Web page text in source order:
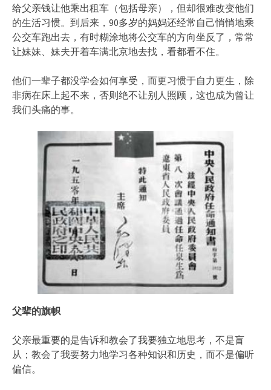
给父亲钱让他乘出租车（包括母亲），但却很难改变他们
的生活习惯。到后来，90多岁的妈妈还经常自己悄悄地乘
公交车跑出去，有时糊涂地将公交车的方向坐反了，常常
让妹妹、妹夫开着车满北京地去找，看都看不住。
他们一辈子都没学会如何享受，而更习惯于自力更生，除
非病在床上起不来，否则绝不让别人照顾，这也成为曾让
我们头痛的事。
父辈的旗帜
父亲最重要的是告诉和教会了我要独立地思考，不是盲
从；教会了我要努力地学习各种知识和历史，而不是偏听
偏信。